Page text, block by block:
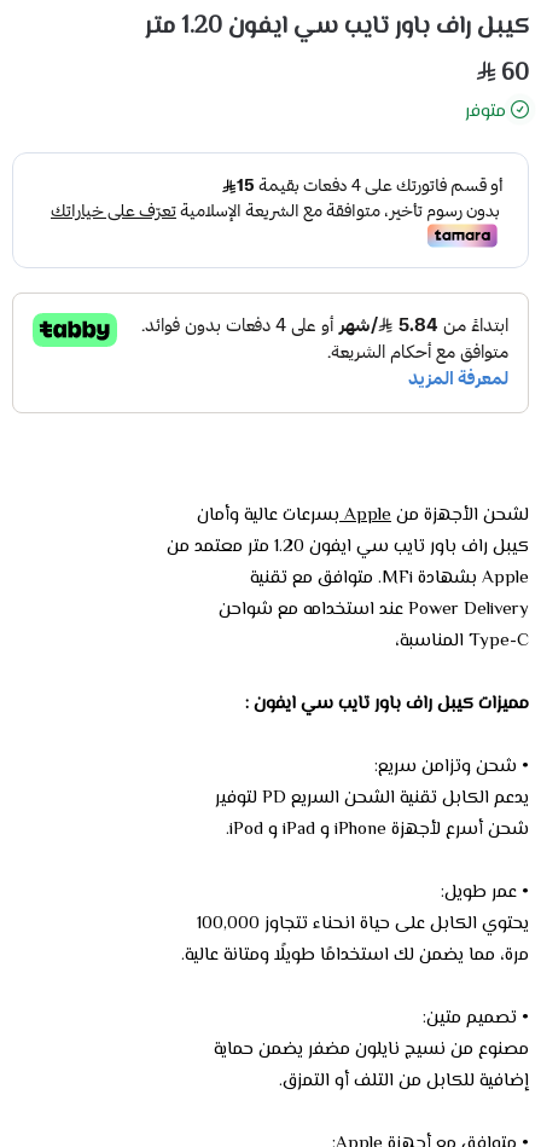
كيبل راف باور تايب سي ايفون 1.20 متر
60
متوفر
لشحن الأجهزة منApple بسرعات عالية وأمان
كيبل راف باور تايب سي ايفون 1.20 متر معتمد من
Apple بشهادة MFi. متوافق مع تقنية
Power Delivery عند استخدامه مع شواحن
Type-C المناسبة،
مميزات كيبل راف باور تايب سي ايفون :
• شحن وتزامن سريع:
يدعم الكابل تقنية الشحن السريع PD لتوفير
شحن أسرع لأجهزة iPhone و iPad و iPod.
• عمر طويل:
يحتوي الكابل على حياة انحناء تتجاوز 100,000
مرة، مما يضمن لك استخدامًا طويلًا ومتانة عالية.
• تصميم متين:
مصنوع من نسيج نايلون مضفر يضمن حماية
إضافية للكابل من التلف أو التمزق.